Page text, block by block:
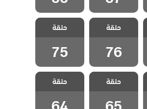
مسلسل شارع
السلام الحلقة
76
حلقة
76
مسلسل شارع
السلام الحلقة
75
حلقة
75
مسلسل شارع
السلام الحلقة
65
حلقة
مسلسل شارع
السلام الحلقة
64
حلقة